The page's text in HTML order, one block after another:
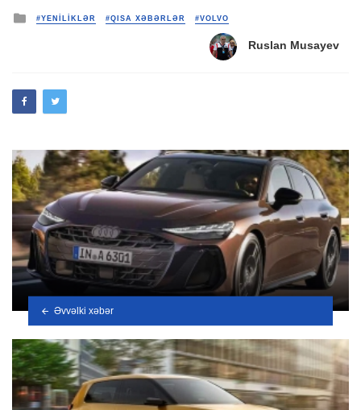
Posted
#YENİLİKLƏR #QISA XƏBƏRLƏR #VOLVO
Ruslan Musayev
Əvvəlki xəbər